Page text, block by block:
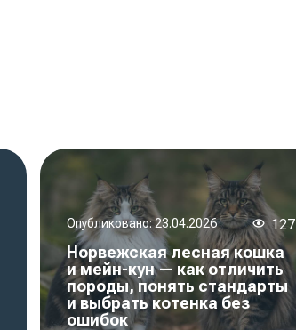
Опубликовано:23.04.2026 127
Норвежская лесная кошка
и мейн-кун — как отличить
породы, понять стандарты
и выбрать котенка без
ошибок